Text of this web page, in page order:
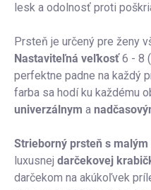
lesk a odolnosť proti
Prsteň je určený pre ženy
Nastaviteľná veľkosť6 - 8
perfektne padne na každý
farba sa hodí ku každému
univerzálnym a
Strieborný prsteň s
luxusnej darčekovej
darčekom na akúkoľvek